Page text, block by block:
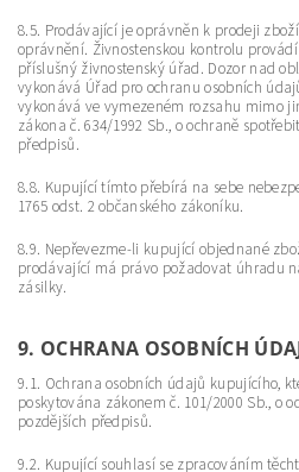
8.5. Prodávající je oprávněn k prodeji
oprávnění. Živnostenskou kontrolu
příslušný živnostenský úřad. Dozor nad
vykonává Úřad pro ochranu osobních
vykonává ve vymezeném rozsahu mimo
zákona č. 634/1992 Sb., o ochraně
předpisů.
8.8. Kupující tímto přebírá na sebe
1765 odst. 2 občanského zákoníku.
8.9. Nepřevezme-li kupující objednané
prodávající má právo požadovat úhradu
zásilky.
9. OCHRANA OSOBNÍCH
9.1. Ochrana osobních údajů kupujícího,
poskytována zákonem č. 101/2000 Sb., o
pozdějších předpisů.
9.2. Kupující souhlasí se zpracováním